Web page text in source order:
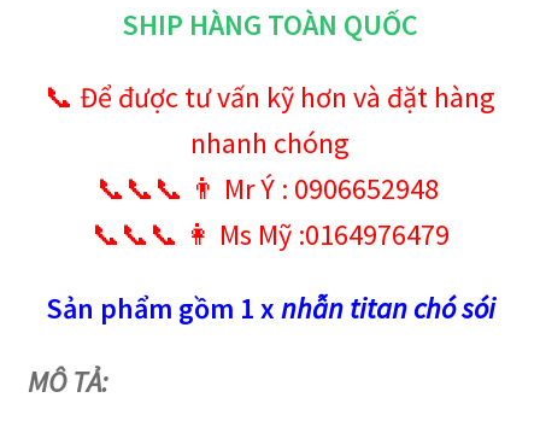
SHIP HÀNG TOÀN QUỐC
📞 Để được tư vấn kỹ hơn và đặt hàng
nhanh chóng
📞📞📞 👨 Mr Ý : 0906652948
📞📞📞 👩 Ms Mỹ :0164976479
Sản phẩm gồm 1 xnhẫn titan chósói
MÔ TẢ: